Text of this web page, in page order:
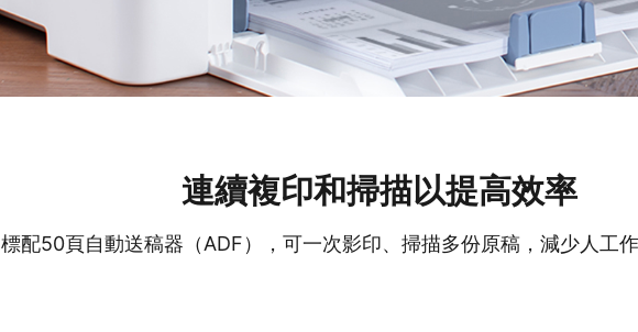
連續複印和掃描以提高效率
標配50頁自動送稿器（ADF），可一次影印、掃描多份原稿，減少人工